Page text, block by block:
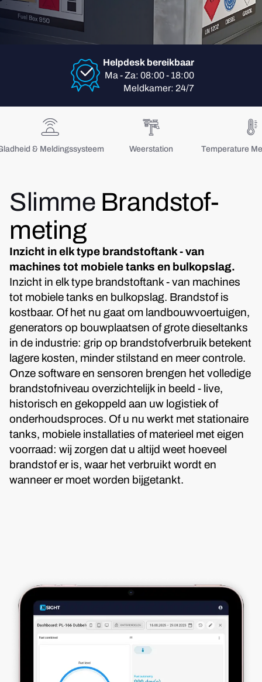
Helpdesk bereikbaar
Ma - Za: 08:00 - 18:00
Meldkamer: 24/7
& Meldingssysteem Weerstation Temperature
Slimme Brandstof-
meting
Inzicht in elk type brandstoftank - van
machines tot mobiele tanks en bulkopslag.
Inzicht in elk type brandstoftank - van machines
tot mobiele tanks en bulkopslag. Brandstof is
kostbaar. Of het nu gaat om landbouwvoertuigen,
generators op bouwplaatsen of grote dieseltanks
in de industrie: grip op brandstofverbruik betekent
lagere kosten, minder stilstand en meer controle.
Onze software en sensoren brengen het volledige
brandstofniveau overzichtelijk in beeld - live,
historisch en gekoppeld aan uw logistiek of
onderhoudsproces. Of u nu werkt met stationaire
tanks, mobiele installaties of materieel met eigen
voorraad: wij zorgen dat u altijd weet hoeveel
brandstof er is, waar het verbruikt wordt en
wanneer er moet worden bijgetankt.